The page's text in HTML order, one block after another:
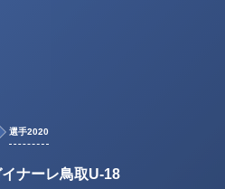
選手2020
ナーレ鳥取U-18